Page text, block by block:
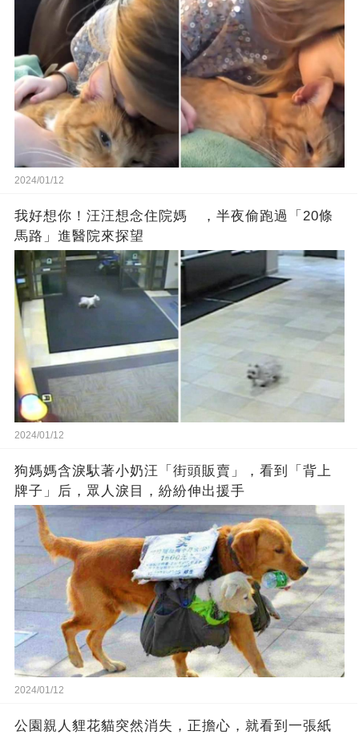
2024/01/12
我好想你！汪汪想念住院媽 ，半夜偷跑過「20條
馬路」進醫院來探望
2024/01/12
狗媽媽含淚馱著小奶汪「街頭販賣」，看到「背上
牌子」后，眾人淚目，紛紛伸出援手
2024/01/12
公園親人貍花貓突然消失，正擔心，就看到一張紙